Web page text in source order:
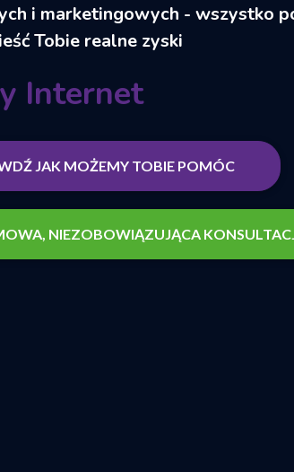
i marketingowych - wszystko
Tobie realne zyski
JAK MOŻEMY TOBIE POMÓC
NIEZOBOWIĄZUJĄCA